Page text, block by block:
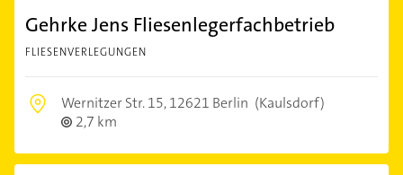
Gehrke Jens Fliesenlegerfachbetrieb
FLIESENVERLEGUNGEN
Wernitzer Str. 15,12621 Berlin (Kaulsdorf)
2,7 km